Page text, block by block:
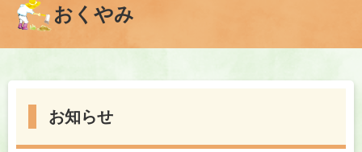
おくやみ
お知らせ